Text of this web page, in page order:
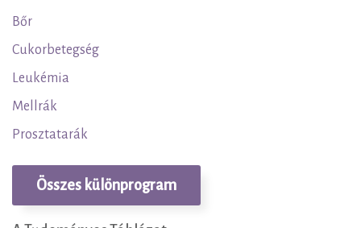
Bőr
Cukorbetegség
Leukémia
Mellrák
Prosztatarák
Összes különprogram